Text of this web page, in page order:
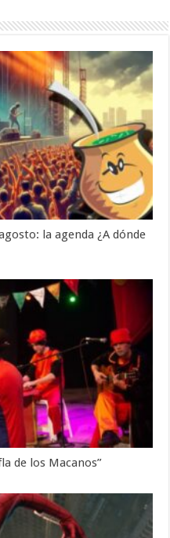
la agenda ¿A dónde
de los Macanos”